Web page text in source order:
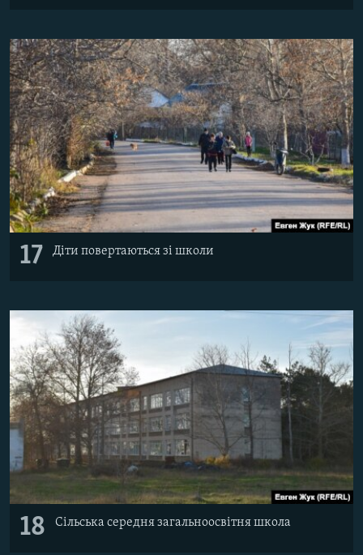
17 Діти повертаються зі школи
18 Сільська середня загальноосвітня школа